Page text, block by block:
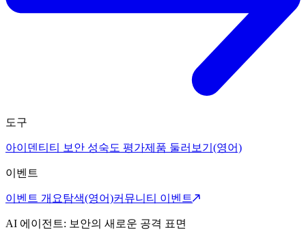
도구
아이덴티티 보안 성숙도 평가제품 둘러보기(영어)
이벤트
이벤트 개요탐색(영어)커뮤니티 이벤트
AI 에이전트: 보안의 새로운 공격 표면